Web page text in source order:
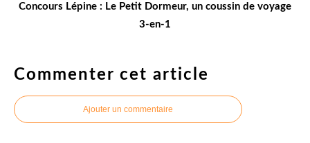
Concours Lépine : Le Petit Dormeur, un coussin de voyage
3-en-1
Commenter cet article
Ajouter un commentaire